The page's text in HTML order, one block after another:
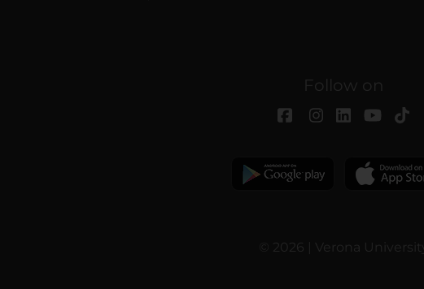
Follow on
© 2026 | Verona University